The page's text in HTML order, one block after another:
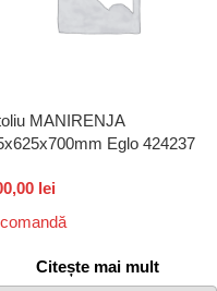
MANIRENJA
Eglo 424237
lei
Citește mai mult